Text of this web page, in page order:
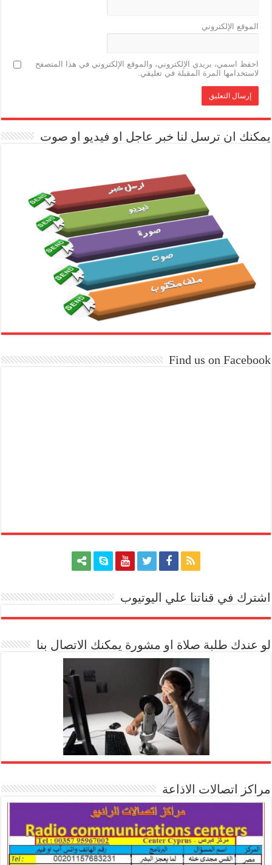
الموقع الإلكتروني
احفظ اسمي، بريدي الإلكتروني، والموقع الإلكتروني في هذا المتصفح
لاستخدامها المرة المقبلة في تعليقي.
يمكنك ان ترسل لنا خبر عاجل او فيديو او صوت
Find us on Facebook
اشترك في قناتنا علي اليوتيوب
لو عندك طلبة صلاة او مشورة يمكنك الاتصال بنا
مراكز اتصالات الاذاعة